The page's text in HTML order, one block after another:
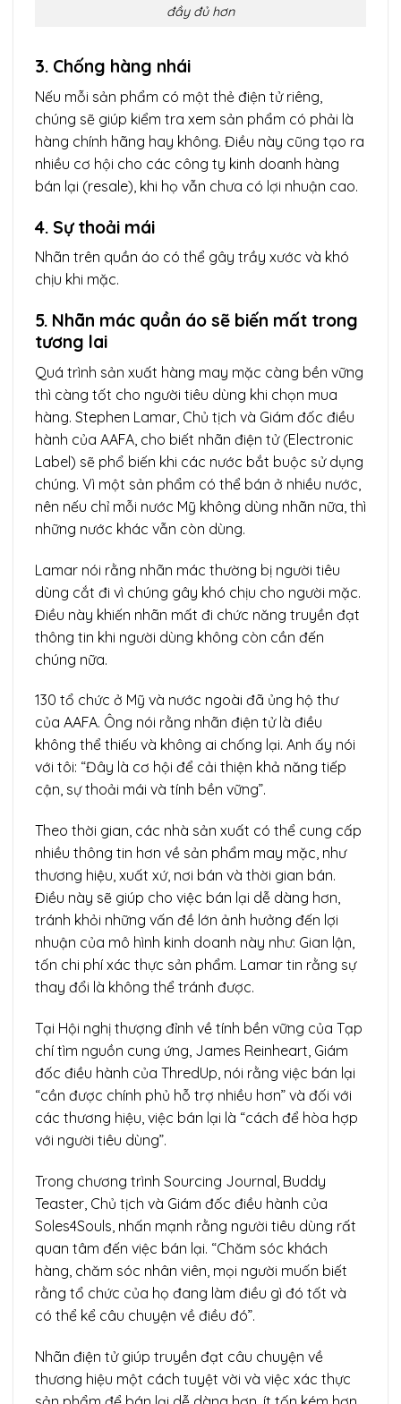
đầy đủ hơn
3. Chống hàng nhái
Nếu mỗi sản phẩm có một thẻ điện tử riêng,
chúng sẽ giúp kiểm tra xem sản phẩm có phải là
hàng chính hãng hay không. Điều này cũng tạo ra
nhiều cơ hội cho các công ty kinh doanh hàng
bán lại (resale), khi họ vẫn chưa có lợi nhuận cao.
4. Sự thoải mái
Nhãn trên quần áo có thể gây trầy xước và khó
chịu khi mặc.
5. Nhãn mác quần áo sẽ biến mất trong
tương lai
Quá trình sản xuất hàng may mặc càng bền vững
thì càng tốt cho người tiêu dùng khi chọn mua
hàng. Stephen Lamar, Chủ tịch và Giám đốc điều
hành của AAFA, cho biết nhãn điện tử (Electronic
Label) sẽ phổ biến khi các nước bắt buộc sử dụng
chúng. Vì một sản phẩm có thể bán ở nhiều nước,
nên nếu chỉ mỗi nước Mỹ không dùng nhãn nữa, thì
những nước khác vẫn còn dùng.
Lamar nói rằng nhãn mác thường bị người tiêu
dùng cắt đi vì chúng gây khó chịu cho người mặc.
Điều này khiến nhãn mất đi chức năng truyền đạt
thông tin khi người dùng không còn cần đến
chúng nữa.
130 tổ chức ở Mỹ và nước ngoài đã ủng hộ thư
của AAFA. Ông nói rằng nhãn điện tử là điều
không thể thiếu và không ai chống lại. Anh ấy nói
với tôi: “Đây là cơ hội để cải thiện khả năng tiếp
cận, sự thoải mái và tính bền vững”.
Theo thời gian, các nhà sản xuất có thể cung cấp
nhiều thông tin hơn về sản phẩm may mặc, như
thương hiệu, xuất xứ, nơi bán và thời gian bán.
Điều này sẽ giúp cho việc bán lại dễ dàng hơn,
tránh khỏi những vấn đề lớn ảnh hưởng đến lợi
nhuận của mô hình kinh doanh này như: Gian lận,
tốn chi phí xác thực sản phẩm. Lamar tin rằng sự
thay đổi là không thể tránh được.
Tại Hội nghị thượng đỉnh về tính bền vững của Tạp
chí tìm nguồn cung ứng, James Reinheart, Giám
đốc điều hành của ThredUp, nói rằng việc bán lại
“cần được chính phủ hỗ trợ nhiều hơn” và đối với
các thương hiệu, việc bán lại là “cách để hòa hợp
với người tiêu dùng”.
Trong chương trình Sourcing Journal, Buddy
Teaster, Chủ tịch và Giám đốc điều hành của
Soles4Souls, nhấn mạnh rằng người tiêu dùng rất
quan tâm đến việc bán lại. “Chăm sóc khách
hàng, chăm sóc nhân viên, mọi người muốn biết
rằng tổ chức của họ đang làm điều gì đó tốt và
có thể kể câu chuyện về điều đó”.
Nhãn điện tử giúp truyền đạt câu chuyện về
thương hiệu một cách tuyệt vời và việc xác thực